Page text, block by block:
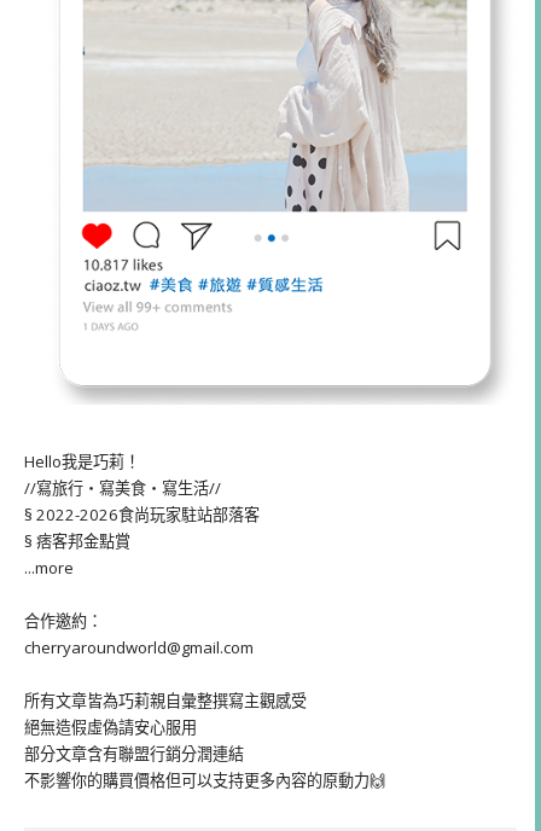
Hello我是巧莉！
//寫旅行・寫美食・寫生活//
§ 2022-2026食尚玩家駐站部落客
§ 痞客邦金點賞
...more
合作邀約：
cherryaroundworld@gmail.com
所有文章皆為巧莉親自彙整撰寫主觀感受
絕無造假虛偽請安心服用
部分文章含有聯盟行銷分潤連結
不影響你的購買價格但可以支持更多內容的原動力🙌